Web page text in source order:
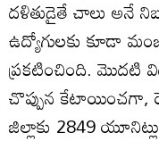
దళితుడైతే చాలు అనే
ఉద్యోగులకు కూడా
ప్రకటించింది. మొదటి
చొప్పున కేటాయించగా,
జిల్లాకు 2849